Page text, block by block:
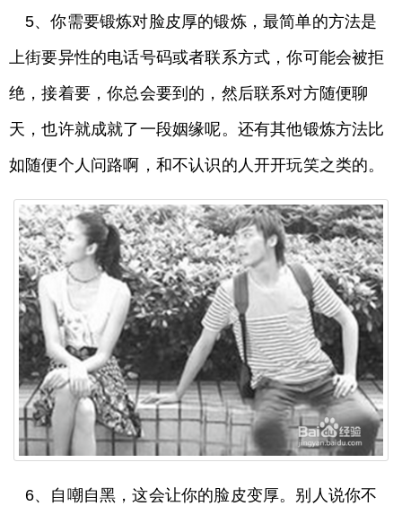
5、你需要锻炼对脸皮厚的锻炼，最简单的方法是
上街要异性的电话号码或者联系方式，你可能会被拒
绝，接着要，你总会要到的，然后联系对方随便聊
天，也许就成就了一段姻缘呢。还有其他锻炼方法比
如随便个人问路啊，和不认识的人开开玩笑之类的。
6、自嘲自黑，这会让你的脸皮变厚。别人说你不